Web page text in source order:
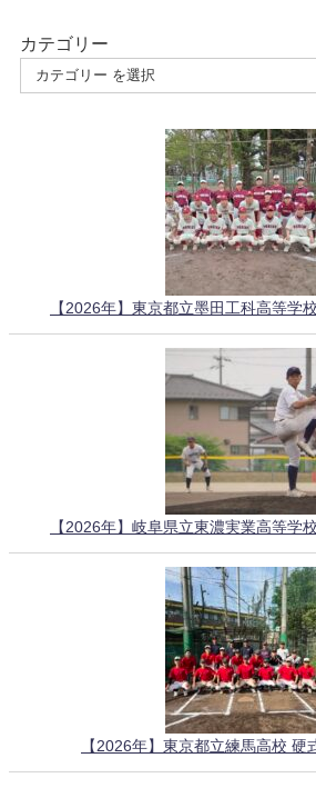
カテゴリー
【2026年】東京都立墨田工科高等学
【2026年】岐阜県立東濃実業高等学
【2026年】東京都立練馬高校 硬